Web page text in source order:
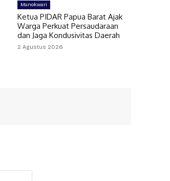
Manokwari
Ketua PIDAR Papua Barat Ajak
Warga Perkuat Persaudaraan
dan Jaga Kondusivitas Daerah
2 Agustus 2026